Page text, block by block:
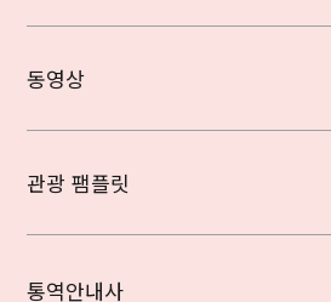
동영상
관광 팸플릿
통역안내사